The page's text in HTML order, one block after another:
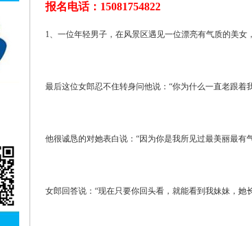
报名电话：15081754822
1、一位年轻男子，在风景区遇见一位漂亮有气质的美
最后这位女郎忍不住转身问他说：“你为什么一直老跟着
他很诚恳的对她表白说：“因为你是我所见过最美丽最有
女郎回答说：“现在只要你回头看，就能看到我妹妹，她